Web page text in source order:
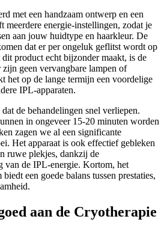
met een handzaam ontwerp en een
meerdere energie-instellingen, zodat je
aan jouw huidtype en haarkleur. De
dat er per ongeluk geflitst wordt op
product echt bijzonder maakt, is de
geen vervangbare lampen of
het op de lange termijn een voordelige
IPL-apparaten.
de behandelingen snel verliepen.
in ongeveer 15-20 minuten worden
zagen we al een significante
Het apparaat is ook effectief gebleken
ruwe plekjes, dankzij de
van de IPL-energie. Kortom, het
een goede balans tussen prestaties,
aan de Cryotherapie